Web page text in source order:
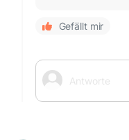
Gefällt mir